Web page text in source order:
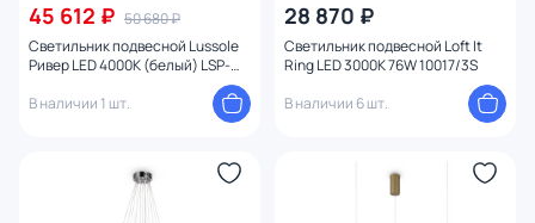
45 612 ₽ 50 680 ₽
Светильник подвесной Lussole
Ривер LED 4000К (белый) LSP-
В наличии 1 шт.
28 870 ₽
Светильник подвесной Loft It
Ring LED 3000K 76W 10017/3S
В наличии 6 шт.
Степень пыле-влагозащиты
Конструкция